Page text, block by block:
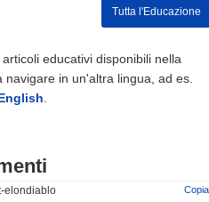
Tutta l'Educazione
educativi disponibili nella
in un'altra lingua, ad es.
elondiablo
Copia